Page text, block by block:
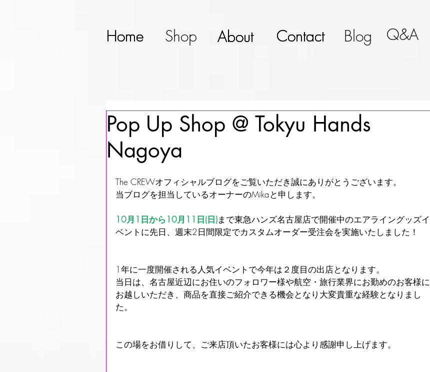
Blog
Contact
About
Shop
Home Contact
About
Home
Home About Contact
Home About Contact
Home About Contact Q&A
Pop Up Shop @ Tokyu Hands
Nagoya
The CREWオフィシャルブログをご覧いただき誠にありがとうございます。
当ブログを担当しているオーナーのMikaと申します。
10月1日から10月11日(日)まで東急ハンズ名古屋店で開催中のエアライングッズイ
ベントに先日、週末2日間限定でカスタムオーダー受注会を実施いたしました！
1年に一度開催される人気イベントで今年は２度目の出店となります。
当日は、名古屋近辺にお住いのフォロワー様や航空・旅行業界にお勤めのお客様に
お越しいただき、商品を直接ご紹介できる機会となり大変貴重な経験となりまし
た。
この場をお借りして、ご来店頂いたお客様には心より感謝申し上げます。